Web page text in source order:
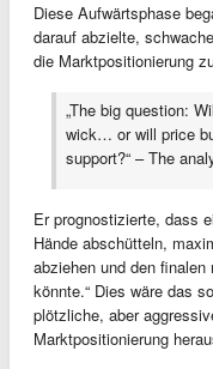
Diese Aufwärtsphase
darauf abzielte,
die Marktpositionierung
„The big question:
wick… or will price
support?“ – The
Er prognostizierte, dass
Hände abschütteln,
abziehen und den
könnte.“ Dies wäre das
plötzliche, aber
Marktpositionierung